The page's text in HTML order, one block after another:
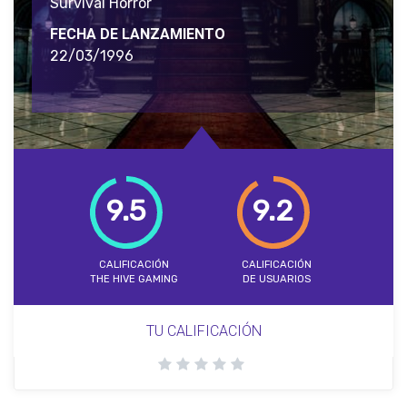
FECHA DE LANZAMIENTO
22/03/1996
9.5
CALIFICACIÓN
THE HIVE GAMING
9.2
CALIFICACIÓN
DE USUARIOS
TU CALIFICACIÓN